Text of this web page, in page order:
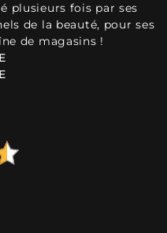
plusieurs fois par ses
de la beauté, pour ses
de magasins !